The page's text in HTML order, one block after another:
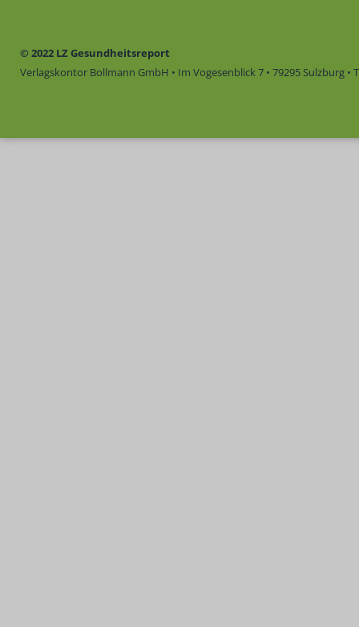
© 2022 LZ Gesundheitsreport
Verlagskontor Bollmann GmbH • Im Vogesenblick 7 • 79295 Sulzburg •